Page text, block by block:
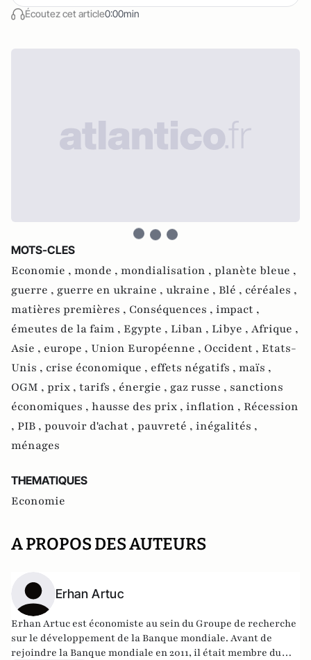
Écoutez cet article0:00min
MOTS-CLES
Economie , monde , mondialisation , planète bleue ,
guerre , guerre en ukraine , ukraine , Blé , céréales ,
matières premières , Conséquences , impact ,
émeutes de la faim , Egypte , Liban , Libye , Afrique ,
Asie , europe , Union Européenne , Occident , Etats-
Unis , crise économique , effets négatifs , maïs ,
OGM , prix , tarifs , énergie , gaz russe , sanctions
économiques , hausse des prix , inflation , Récession
, PIB , pouvoir d'achat , pauvreté , inégalités ,
ménages
THEMATIQUES
Economie
A PROPOS DES AUTEURS
Erhan Artuc
Erhan Artuc est économiste au sein du Groupe de recherche
sur le développement de la Banque mondiale. Avant de
rejoindre la Banque mondiale en 2011, il était membre du